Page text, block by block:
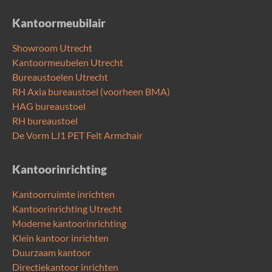
Kantoorinrichting
Kantoorruimte inrichten
Kantoorinrichting Utrecht
Moderne kantoorinrichting
Klein kantoor inrichten
Duurzaam kantoor
Directiekantoor inrichten
Kantoormeubilair
Showroom Utrecht
Kantoormeubelen Utrecht
Bureaustoelen Utrecht
RH Axia bureaustoel (voorheen BMA)
HAG bureaustoel
RH bureaustoel
De Vorm LJ1 PET Felt Armchair